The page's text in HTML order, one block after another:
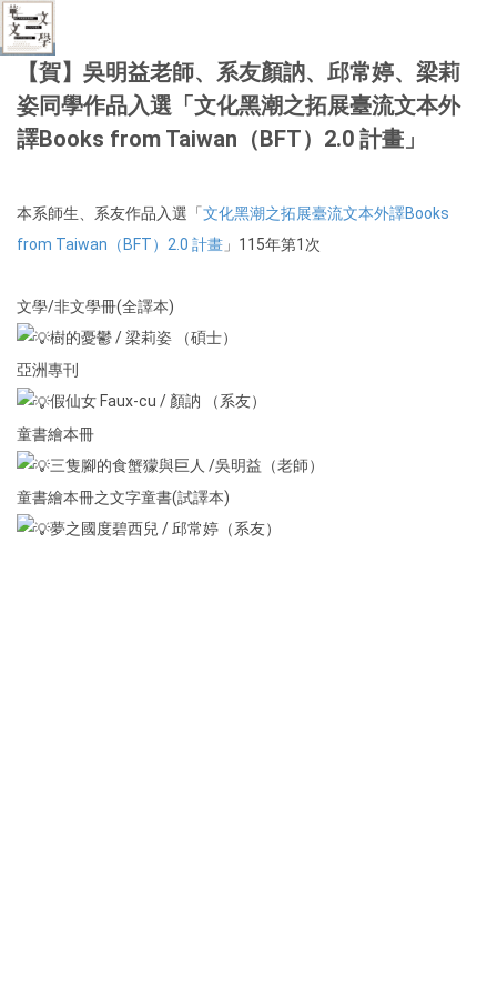
【賀】吳明益老師、系友顏訥、邱常婷、梁莉
姿同學作品入選「文化黑潮之拓展臺流文本外
譯Books from Taiwan（BFT）2.0 計畫」
本系師生、系友作品入選「 文化黑潮之拓展臺流文本外譯Books
from Taiwan（BFT）2.0 計畫 」115年第1次
文學/非文學冊(全譯本)
樹的憂鬱 / 梁莉姿 （碩士）
亞洲專刊
假仙女 Faux-cu / 顏訥 （系友）
童書繪本冊
三隻腳的食蟹獴與巨人 /吳明益（老師）
童書繪本冊之文字童書(試譯本)
夢之國度碧西兒 / 邱常婷（系友）